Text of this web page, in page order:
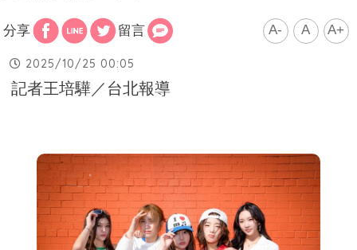
分享 留言 A- A A+
2025/10/25 00:05
記者王培驊／台北報導